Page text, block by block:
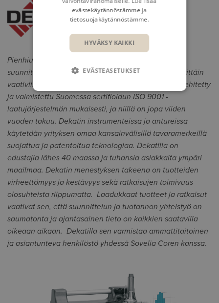
Pienhiukkasten mittauksiin erikoistunut Dekati on
suunnitellut ja valmistanut jo 30 vuotta ratkaisuja erittäin
vaativiin mittausolosuhteisiin. Dekati®-tuotteet on kehitetty
ja valmistettu Suomessa sertifioidun ISO 9001 -
laatujärjestelmän mukaisesti, ja niillä on jopa viiden
vuoden takuu. Dekatin instrumenteissa ja antureissa
käytetään yrityksen omaa kansainvälisillä tavaramerkeillä
suojattua ja patentoitua teknologiaa. Dekatilla on
edustajia lähes 40 maassa ja tuhansia asiakkaita ympäri
maailmaa. Dekatin menestyksen takeena on tuotteiden
virheettömyys ja kestävyys sekä ratkaisujen toimivuus
olosuhteista riippumatta. Laadukkaat tuotteet ja ratkaisut
vaativat sen, että suunnittelun ja tuotannon yhteistyö on
saumatonta ja ajantasainen tieto on kaikkien saatavilla
oikeaan aikaan. Dekatilla sen varmistaa ammattitaitoinen
ja asiantunteva henkilöstö yhdessä Sovelia Coren kanssa.
evästekäytännöstämme ja
tietosuojakäytännöstämme.
HYVÄKSY KAIKKI
EVÄSTEASETUKSET